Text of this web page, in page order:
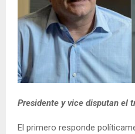
Presidente y vice disputan el
El primero responde